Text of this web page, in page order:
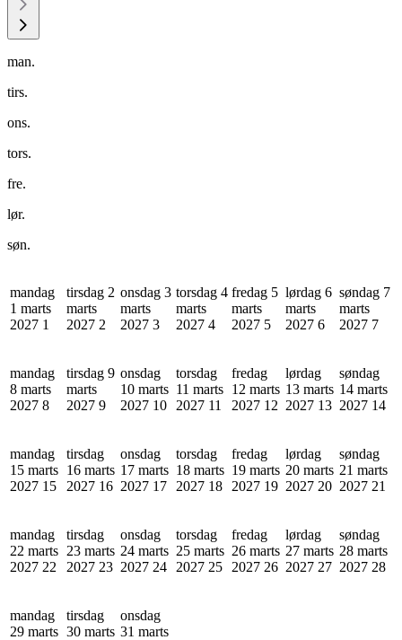
man.
tirs.
ons.
tors.
fre.
lør.
søn.
mandag
1 marts
2027 1
tirsdag 2
marts
2027 2
onsdag 3
marts
2027 3
torsdag 4
marts
2027 4
fredag 5
marts
2027 5
lørdag 6
marts
2027 6
søndag 7
marts
2027 7
mandag
8 marts
2027 8
tirsdag 9
marts
2027 9
onsdag
10 marts
2027 10
torsdag
11 marts
2027 11
fredag
12 marts
2027 12
lørdag
13 marts
2027 13
søndag
14 marts
2027 14
mandag
15 marts
2027 15
tirsdag
16 marts
2027 16
onsdag
17 marts
2027 17
torsdag
18 marts
2027 18
fredag
19 marts
2027 19
lørdag
20 marts
2027 20
søndag
21 marts
2027 21
mandag
22 marts
2027 22
tirsdag
23 marts
2027 23
onsdag
24 marts
2027 24
torsdag
25 marts
2027 25
fredag
26 marts
2027 26
lørdag
27 marts
2027 27
søndag
28 marts
2027 28
mandag
29 marts
tirsdag
30 marts
onsdag
31 marts